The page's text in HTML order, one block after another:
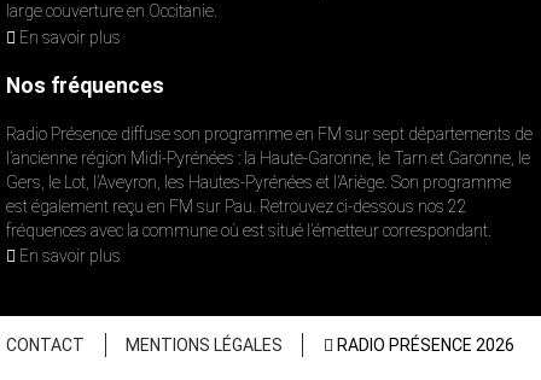
large couverture en Occitanie.
En savoir plus
Nos fréquences
Radio Présence diffuse son programme en FM sur sept départements de
l’ancienne région Midi-Pyrénées : la Haute-Garonne, le Tarn et Garonne, le
Gers, le Lot, l’Aveyron, les Hautes-Pyrénées et l’Ariège. Son programme
est également reçu en FM sur Pau. Retrouvez ci-dessous nos 22
fréquences avec la commune où est situé l’émetteur correspondant.
En savoir plus
CONTACT MENTIONS LÉGALES RADIO PRÉSENCE 2026